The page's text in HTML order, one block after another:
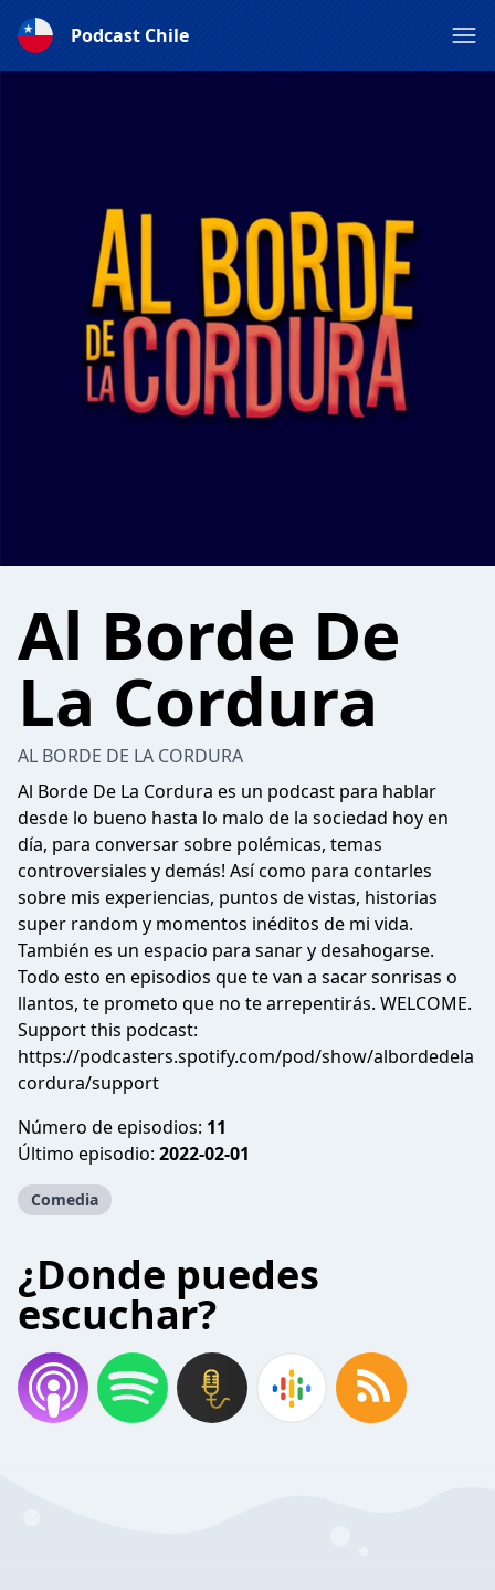
Podcast Chile
Al Borde De
La Cordura
AL BORDE DE LA CORDURA
Al Borde De La Cordura es un podcast para hablar
desde lo bueno hasta lo malo de la sociedad hoy en
día, para conversar sobre polémicas, temas
controversiales y demás! Así como para contarles
sobre mis experiencias, puntos de vistas, historias
super random y momentos inéditos de mi vida.
También es un espacio para sanar y desahogarse.
Todo esto en episodios que te van a sacar sonrisas o
llantos, te prometo que no te arrepentirás. WELCOME.
Support this podcast:
https://podcasters.spotify.com/pod/show/albordedela
cordura/support
Número de episodios: 11
Último episodio: 2022-02-01
Comedia
¿Donde puedes
escuchar?